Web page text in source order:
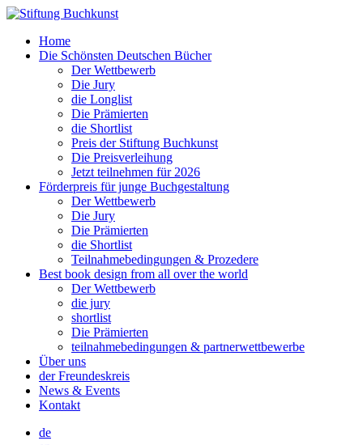
Home
Die Schönsten Deutschen Bücher
Der Wettbewerb
Die Jury
die Longlist
Die Prämierten
die Shortlist
Preis der Stiftung Buchkunst
Die Preisverleihung
Jetzt teilnehmen für 2026
Förderpreis für junge Buchgestaltung
Der Wettbewerb
Die Jury
Die Prämierten
die Shortlist
Teilnahmebedingungen & Prozedere
Best book design from all over the world
Der Wettbewerb
die jury
shortlist
Die Prämierten
teilnahmebedingungen & partnerwettbewerbe
Über uns
der Freundeskreis
News & Events
Kontakt
de